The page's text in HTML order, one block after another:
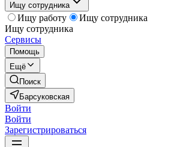
Ищу сотрудника
Ищу работу
Ищу сотрудника
Ищу сотрудника
Сервисы
Помощь
Ещё
Поиск
Барсуковская
Войти
Войти
Зарегистрироваться